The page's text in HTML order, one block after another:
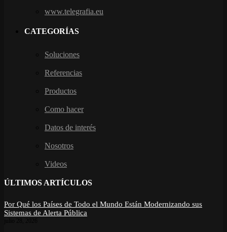
www.telegrafia.eu
CATEGORÍAS
Soluciones
Referencias
Productos
Como hacer
Datos de interés
Nosotros
Videos
ÚLTIMOS ARTÍCULOS
Por Qué los Países de Todo el Mundo Están Modernizando sus
Sistemas de Alerta Pública